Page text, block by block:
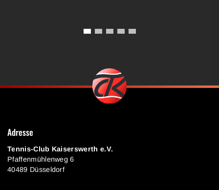
Adresse
Tennis-Club Kaiserswerth e.V.
Pfaffenmühlenweg 6
40489 Düsseldorf